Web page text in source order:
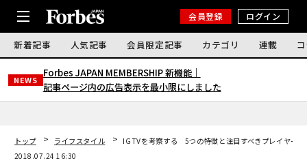
会員登録 ログイン
新着記事 人気記事 会員限定記事 カテゴリ 連載
NEWS
Forbes JAPAN MEMBERSHIP 新機能｜
記事ページ内の広告表示を最小限にしました
トップ ライフスタイル
IGTVを考察する 5つの特徴と注目すべきプレイヤーた
2018.07.24 16:30